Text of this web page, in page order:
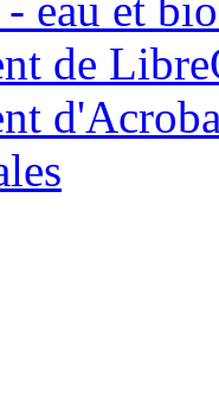
eau et
de